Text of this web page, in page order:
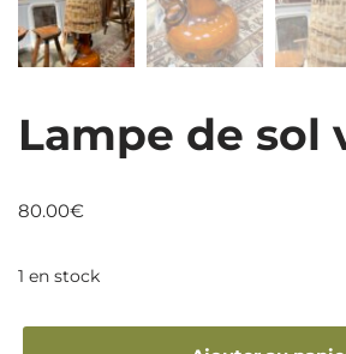
Lampe de sol
80.00€
1 en stock